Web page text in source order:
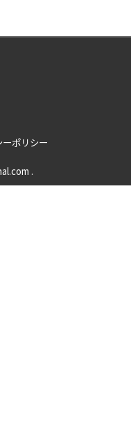
ポリシー
.